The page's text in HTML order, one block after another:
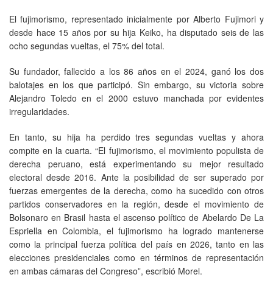
El fujimorismo, representado inicialmente por Alberto Fujimori y
desde hace 15 años por su hija Keiko, ha disputado seis de las
ocho segundas vueltas, el 75% del total.
Su fundador, fallecido a los 86 años en el 2024, ganó los dos
balotajes en los que participó. Sin embargo, su victoria sobre
Alejandro Toledo en el 2000 estuvo manchada por evidentes
irregularidades.
En tanto, su hija ha perdido tres segundas vueltas y ahora
compite en la cuarta. “El fujimorismo, el movimiento populista de
derecha peruano, está experimentando su mejor resultado
electoral desde 2016. Ante la posibilidad de ser superado por
fuerzas emergentes de la derecha, como ha sucedido con otros
partidos conservadores en la región, desde el movimiento de
Bolsonaro en Brasil hasta el ascenso político de Abelardo De La
Espriella en Colombia, el fujimorismo ha logrado mantenerse
como la principal fuerza política del país en 2026, tanto en las
elecciones presidenciales como en términos de representación
en ambas cámaras del Congreso”, escribió Morel.